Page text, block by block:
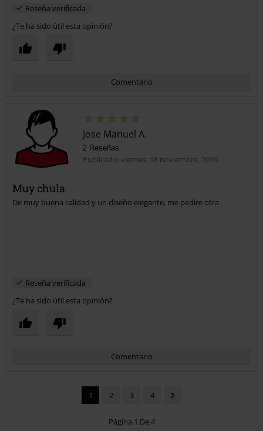
Reseña verificada
¿Te ha sido útil esta opinión?
Comentario
Enviar comentario
Jose Manuel A.
2 Reseñas
Publicado: viernes, 18 noviembre, 2016
Muy chula
De muy buena calidad y un diseño elegante, me pedire otra
Reseña verificada
¿Te ha sido útil esta opinión?
Comentario
1 2 3 4
Página 1 De 4